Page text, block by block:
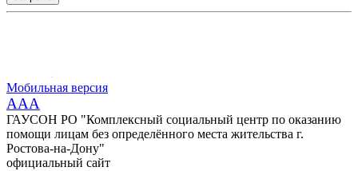
Мобильная версия
AAA
ГАУСОН РО "Комплексный социальный центр по оказанию
помощи лицам без определённого места жительства г.
Ростова-на-Дону"
официальный сайт